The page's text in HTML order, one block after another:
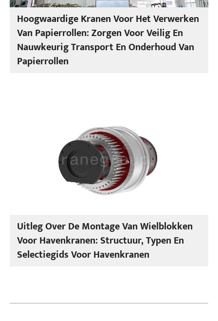
Hoogwaardige Kranen Voor Het Verwerken
Van Papierrollen: Zorgen Voor Veilig En
Nauwkeurig Transport En Onderhoud Van
Papierrollen
Uitleg Over De Montage Van Wielblokken
Voor Havenkranen: Structuur, Typen En
Selectiegids Voor Havenkranen